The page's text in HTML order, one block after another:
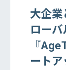
大企業
ロー
『
ート